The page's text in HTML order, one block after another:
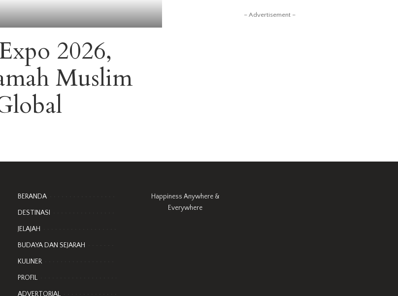
2026,
Muslim
– Advertisement –
BERANDA
DESTINASI
JELAJAH
BUDAYA DAN SEJARAH
KULINER
PROFIL
ADVERTORIAL
Happiness Anywhere &
Everywhere